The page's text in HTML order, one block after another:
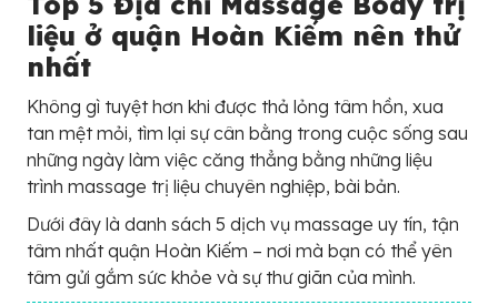
liệu ở quận Hoàn Kiếm nên thử
nhất
Không gì tuyệt hơn khi được thả lỏng tâm hồn, xua
tan mệt mỏi, tìm lại sự cân bằng trong cuộc sống sau
những ngày làm việc căng thẳng bằng những liệu
trình massage trị liệu chuyên nghiệp, bài bản.
Dưới đây là danh sách 5 dịch vụ massage uy tín, tận
tâm nhất quận Hoàn Kiếm – nơi mà bạn có thể yên
tâm gửi gắm sức khỏe và sự thư giãn của mình.